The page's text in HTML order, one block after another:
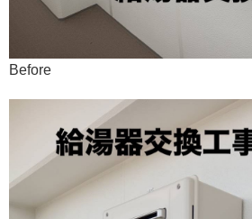
Before